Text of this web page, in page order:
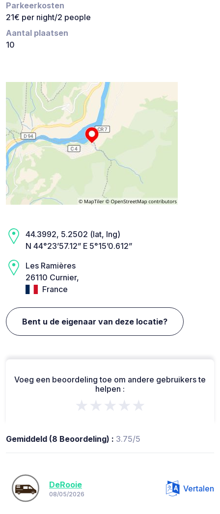
Parkeerkosten
21€ per night/2 people
Aantal plaatsen
10
44.3992, 5.2502 (lat, lng)
N 44°23’57.12” E 5°15’0.612”
Les Ramières
26110 Curnier,
France
Bent u de eigenaar van deze locatie?
Voeg een beoordeling toe om andere gebruikers te
helpen :
★★★★★
Gemiddeld (8 Beoordeling) : 3.75/5
DeRooie
08/05/2026
Vertalen